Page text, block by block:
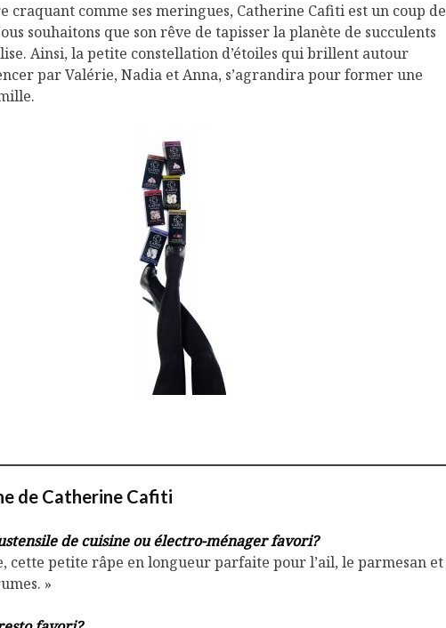
craquant comme ses meringues, Catherine Cafiti est un coup de
souhaitons que son rêve de tapisser la planète de succulents
Ainsi, la petite constellation d’étoiles qui brillent autour
par Valérie, Nadia et Anna, s’agrandira pour former une
de Catherine Cafiti
de cuisine ou électro-ménager favori?
cette petite râpe en longueur parfaite pour l’ail, le parmesan et
»